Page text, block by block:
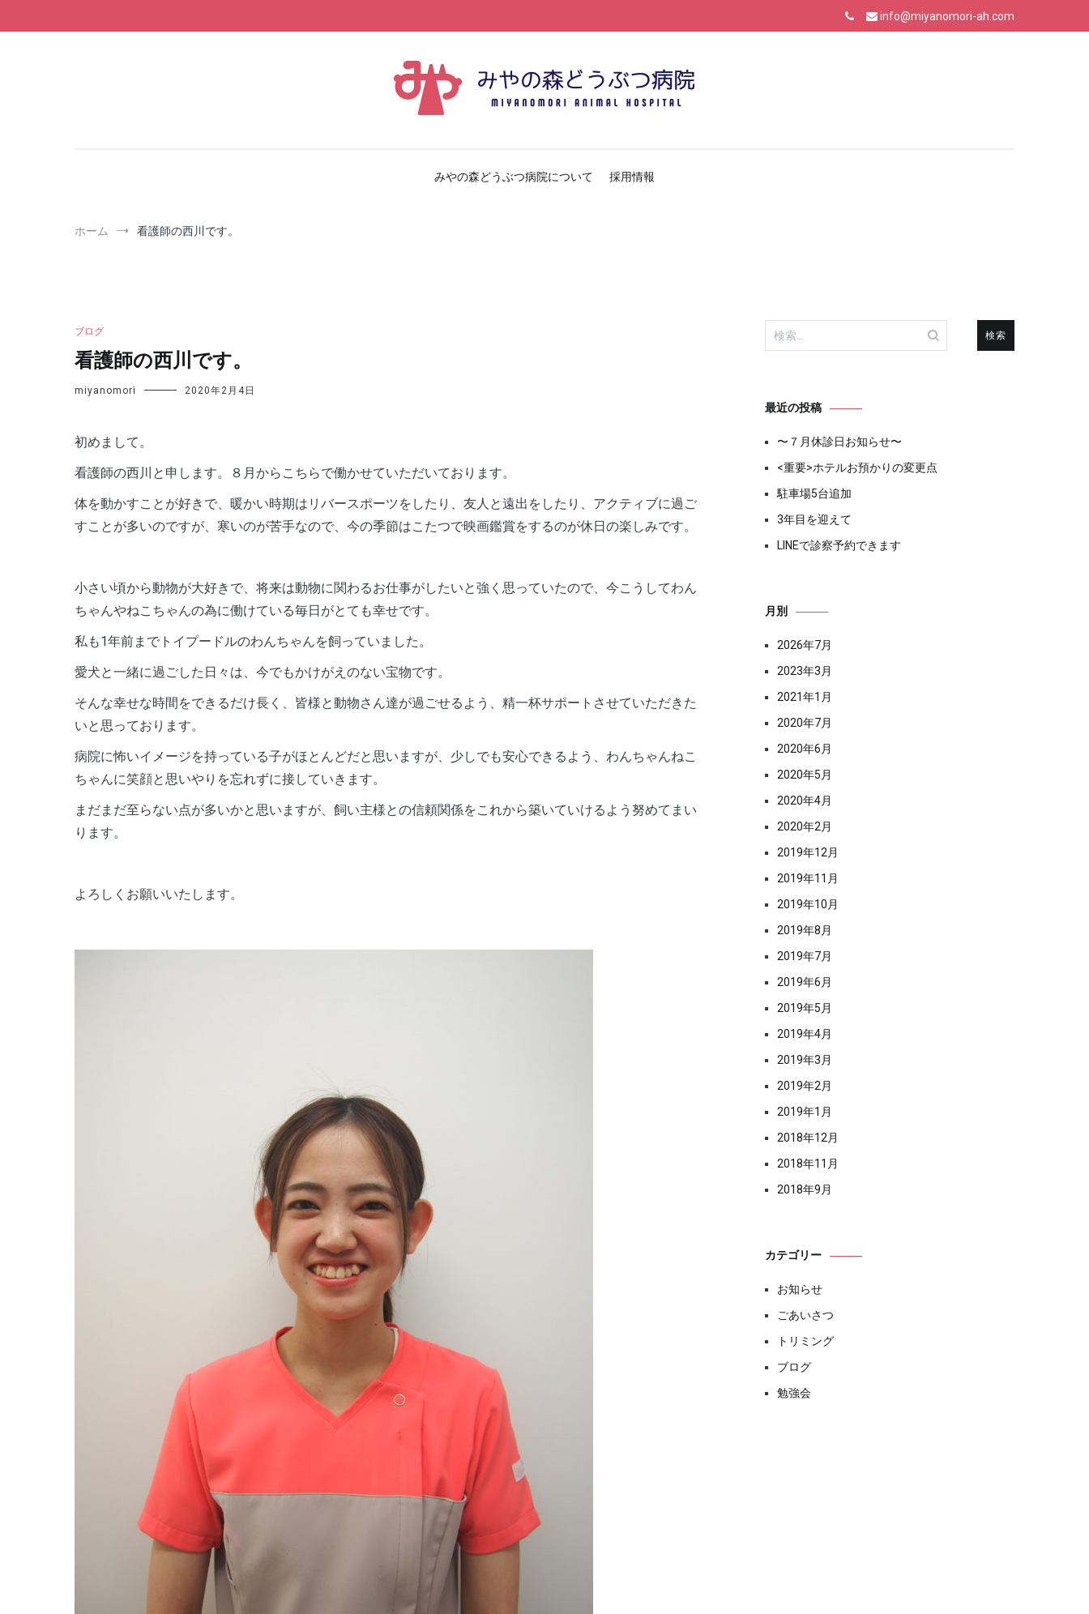
info@miyanomori-ah.com
みやの森どうぶつ病院について
採用情報
ホーム 看護師の西川です。
ブログ
看護師の西川です。
miyanomori 2020年2月4日
初めまして。
看護師の西川と申します。８月からこちらで働かせていただいております。
体を動かすことが好きで、暖かい時期はリバースポーツをしたり、友人と遠出をしたり、アクティブに過ご
すことが多いのですが、寒いのが苦手なので、今の季節はこたつで映画鑑賞をするのが休日の楽しみです。
小さい頃から動物が大好きで、将来は動物に関わるお仕事がしたいと強く思っていたので、今こうしてわん
ちゃんやねこちゃんの為に働けている毎日がとても幸せです。
私も1年前までトイプードルのわんちゃんを飼っていました。
愛犬と一緒に過ごした日々は、今でもかけがえのない宝物です。
そんな幸せな時間をできるだけ長く、皆様と動物さん達が過ごせるよう、精一杯サポートさせていただきた
いと思っております。
病院に怖いイメージを持っている子がほとんどだと思いますが、少しでも安心できるよう、わんちゃんねこ
ちゃんに笑顔と思いやりを忘れずに接していきます。
まだまだ至らない点が多いかと思いますが、飼い主様との信頼関係をこれから築いていけるよう努めてまい
ります。
よろしくお願いいたします。
検
索:
最近の投稿
〜７月休診日お知らせ〜
<重要>ホテルお預かりの変更点
駐車場5台追加
3年目を迎えて
LINEで診察予約できます
月別
2026年7月
2023年3月
2021年1月
2020年7月
2020年6月
2020年5月
2020年4月
2020年2月
2019年12月
2019年11月
2019年10月
2019年8月
2019年7月
2019年6月
2019年5月
2019年4月
2019年3月
2019年2月
2019年1月
2018年12月
2018年11月
2018年9月
カテゴリー
お知らせ
ごあいさつ
トリミング
ブログ
勉強会